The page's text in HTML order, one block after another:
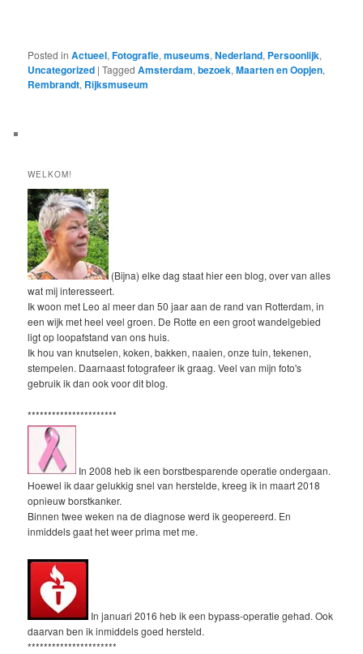
Posted in Actueel,Fotografie,museums,Nederland, Persoonlijk,
Uncategorized |Tagged Amsterdam,bezoek,Maarten en Oopjen,
Rembrandt, Rijksmuseum
WELKOM!
(Bijna) elke dag staat hier een blog, over van alles
wat mij interesseert.
Ik woon met Leo al meer dan 50 jaar aan de rand van Rotterdam, in
een wijk met heel veel groen. De Rotte en een groot wandelgebied
ligt op loopafstand van ons huis.
Ik hou van knutselen, koken, bakken, naaien, onze tuin, tekenen,
stempelen. Daarnaast fotografeer ik graag. Veel van mijn foto's
gebruik ik dan ook voor dit blog.
**********************
In 2008 heb ik een borstbesparende operatie ondergaan.
Hoewel ik daar gelukkig snel van herstelde, kreeg ik in maart 2018
opnieuw borstkanker.
Binnen twee weken na de diagnose werd ik geopereerd. En
inmiddels gaat het weer prima met me.
In januari 2016 heb ik een bypass-operatie gehad. Ook
daarvan ben ik inmiddels goed hersteld.
**********************